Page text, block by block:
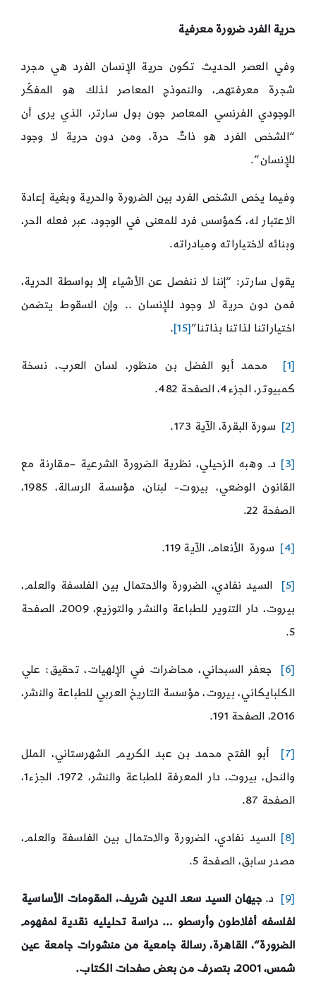
حرية الفرد ضرورة معرفية
وفي العصر الحديث تكون حرية الإنسان الفرد هي مجرد
شجرة معرفتهم، والنموذج المعاصر لذلك هو المفكّر
الوجودي الفرنسي المعاصر جون بول سارتر، الذي يرى أن
“الشخص الفرد هو ذاتٌ حرة، ومن دون حرية لا وجود
للإنسان”.
وفيما يخص الشخص الفرد بين الضرورة والحرية وبغية إعادة
الاعتبار له، كمؤسس فرد للمعنى في الوجود، عبر فعله الحر،
وبنائه لاختياراته ومبادراته.
يقول سارتر: “إننا لا ننفصل عن الأشياء إلا بواسطة الحرية،
فمن دون حرية لا وجود للإنسان .. وإن السقوط يتضمن
اختياراتنا لذاتنا بذاتنا”[15]
.
[1]
محمد أبو الفضل بن منظور، لسان العرب، نسخة
كمبيوتر، الجزء4، الصفحة 482.
[2] سورة البقرة، الآية 173.
[3]
د. وهبه الزحيلي، نظرية الضرورة الشرعية –مقارنة مع
القانون الوضعي، بيروت- لبنان، مؤسسة الرسالة، 1985،
الصفحة 22.
[4] سورة الأنعام، الآية 119.
[5]
السيد نفادي، الضرورة والاحتمال بين الفلسفة والعلم،
بيروت، دار التنوير للطباعة والنشر والتوزيع، 2009، الصفحة
5.
[6]
جعفر السبحاني، محاضرات في الإلهيات، تحقيق: علي
الكلبايكاني، بيروت، مؤسسة التاريخ العربي للطباعة والنشر،
2016، الصفحة 191.
[7]
أبو الفتح محمد بن عبد الكريم الشهرستاني، الملل
والنحل، بيروت، دار المعرفة للطباعة والنشر، 1972، الجزء1،
الصفحة 87.
[8]
السيد نفادي، الضرورة والاحتمال بين الفلسفة والعلم،
مصدر سابق، الصفحة 5.
[9] د.جيهان السيد سعد الدين شريف، المقومات الأساسية
لفلسفه أفلاطون وأرسطو … دراسة تحليليه نقدية لمفهوم
الضرورة“، القاهرة، رسالة جامعية من منشورات جامعة عين
شمس، 2001، بتصرف من بعض صفحات الكتاب.